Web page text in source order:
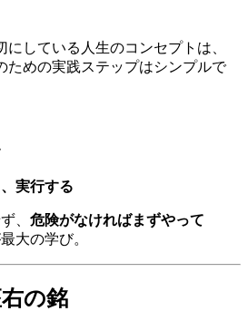
している人生のコンセプトは、
ための実践ステップはシンプルで
実行する
、 危険がなければまずやって
大の学び。
の銘